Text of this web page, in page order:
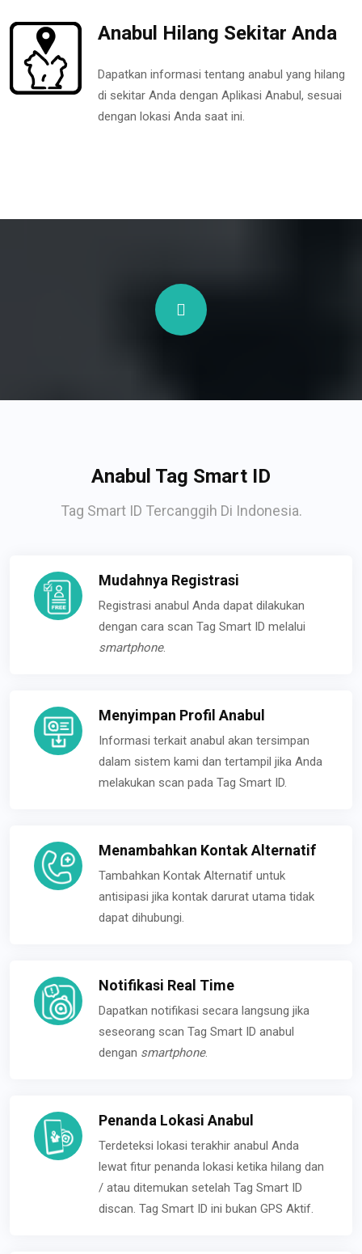
Anabul Hilang Sekitar Anda
Dapatkan informasi tentang anabul yang hilang
di sekitar Anda dengan Aplikasi Anabul, sesuai
dengan lokasi Anda saat ini.
Anabul Tag Smart ID
Tag Smart ID Tercanggih Di Indonesia.
Mudahnya Registrasi
Registrasi anabul Anda dapat dilakukan
dengan cara scan Tag Smart ID melalui
smartphone.
Menyimpan Profil Anabul
Informasi terkait anabul akan tersimpan
dalam sistem kami dan tertampil jika Anda
melakukan scan pada Tag Smart ID.
Menambahkan Kontak Alternatif
Tambahkan Kontak Alternatif untuk
antisipasi jika kontak darurat utama tidak
dapat dihubungi.
Notifikasi Real Time
Dapatkan notifikasi secara langsung jika
seseorang scan Tag Smart ID anabul
dengan smartphone.
Penanda Lokasi Anabul
Terdeteksi lokasi terakhir anabul Anda
lewat fitur penanda lokasi ketika hilang dan
/ atau ditemukan setelah Tag Smart ID
discan. Tag Smart ID ini bukan GPS Aktif.